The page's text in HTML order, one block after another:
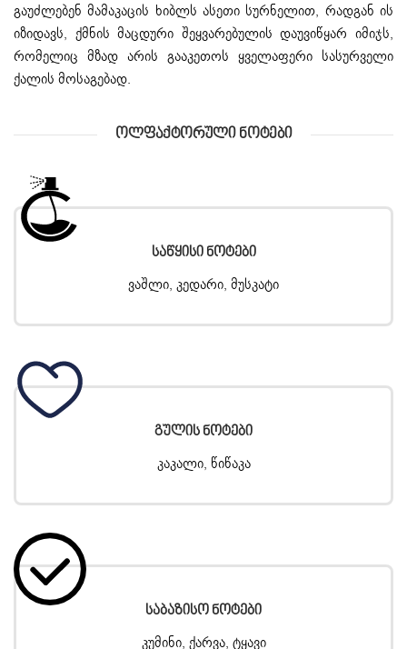
გაუძლებენ მამაკაცის ხიბლს ასეთი სურნელით, რადგან ის
იზიდავს, ქმნის მაცდური შეყვარებულის დაუვიწყარ იმიჯს,
რომელიც მზად არის გააკეთოს ყველაფერი სასურველი
ქალის მოსაგებად.
Ოლფაქტორული Ნოტები
Საწყისი Ნოტები
ვაშლი, კედარი, მუსკატი
Გულის Ნოტები
კაკალი, წიწაკა
Საბაზისო Ნოტები
კუმინი, ქარვა, ტყავი